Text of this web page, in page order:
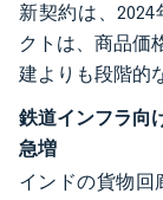
新契約は、
クトは、商品価
建よりも段階的
鉄道インフラ向
急増
インドの貨物回